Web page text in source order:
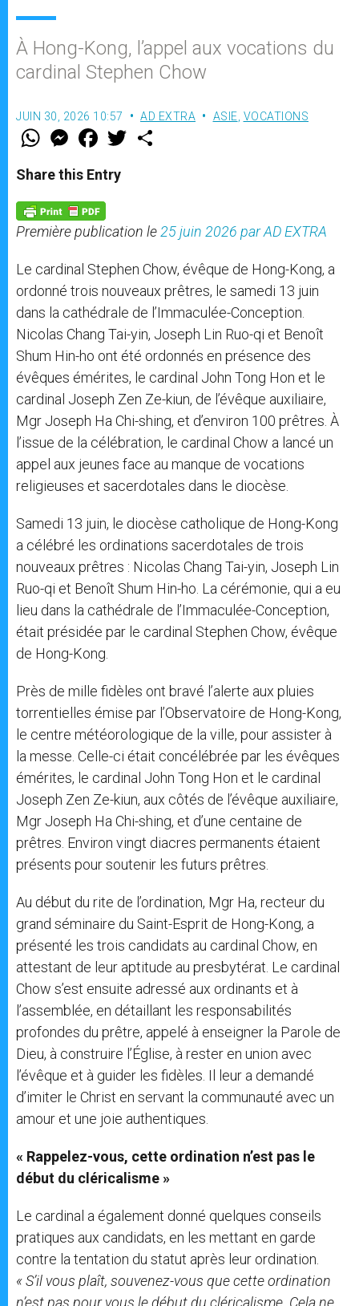
À Hong-Kong, l’appel aux vocations du
cardinal Stephen Chow
JUIN 30, 2026 10:57 AD EXTRA ASIE VOCATIONS
W
t
s
p
p
M
e
s
e
g
e
r
F
a
e
b
o
k
w
Share this Entry
Première publication le 25 juin 2026 par AD EXTRA
Le cardinal Stephen Chow, évêque de Hong-Kong, a
ordonné trois nouveaux prêtres, le samedi 13 juin
dans la cathédrale de l’Immaculée-Conception.
Nicolas Chang Tai-yin, Joseph Lin Ruo-qi et Benoît
Shum Hin-ho ont été ordonnés en présence des
évêques émérites, le cardinal John Tong Hon et le
cardinal Joseph Zen Ze-kiun, de l’évêque auxiliaire,
Mgr Joseph Ha Chi-shing, et d’environ 100 prêtres. À
l’issue de la célébration, le cardinal Chow a lancé un
appel aux jeunes face au manque de vocations
religieuses et sacerdotales dans le diocèse.
Samedi 13 juin, le diocèse catholique de Hong-Kong
a célébré les ordinations sacerdotales de trois
nouveaux prêtres : Nicolas Chang Tai-yin, Joseph Lin
Ruo-qi et Benoît Shum Hin-ho. La cérémonie, qui a eu
lieu dans la cathédrale de l’Immaculée-Conception,
était présidée par le cardinal Stephen Chow, évêque
de Hong-Kong.
Près de mille fidèles ont bravé l’alerte aux pluies
torrentielles émise par l’Observatoire de Hong-Kong,
le centre météorologique de la ville, pour assister à
la messe. Celle-ci était concélébrée par les évêques
émérites, le cardinal John Tong Hon et le cardinal
Joseph Zen Ze-kiun, aux côtés de l’évêque auxiliaire,
Mgr Joseph Ha Chi-shing, et d’une centaine de
prêtres. Environ vingt diacres permanents étaient
présents pour soutenir les futurs prêtres.
Au début du rite de l’ordination, Mgr Ha, recteur du
grand séminaire du Saint-Esprit de Hong-Kong, a
présenté les trois candidats au cardinal Chow, en
attestant de leur aptitude au presbytérat. Le cardinal
Chow s’est ensuite adressé aux ordinants et à
l’assemblée, en détaillant les responsabilités
profondes du prêtre, appelé à enseigner la Parole de
Dieu, à construire l’Église, à rester en union avec
l’évêque et à guider les fidèles. Il leur a demandé
d’imiter le Christ en servant la communauté avec un
amour et une joie authentiques.
« Rappelez-vous, cette ordination n’est pas le
début du cléricalisme »
Le cardinal a également donné quelques conseils
pratiques aux candidats, en les mettant en garde
contre la tentation du statut après leur ordination.
« S’il vous plaît, souvenez-vous que cette ordination
n’est pas pour vous le début du cléricalisme. Cela ne